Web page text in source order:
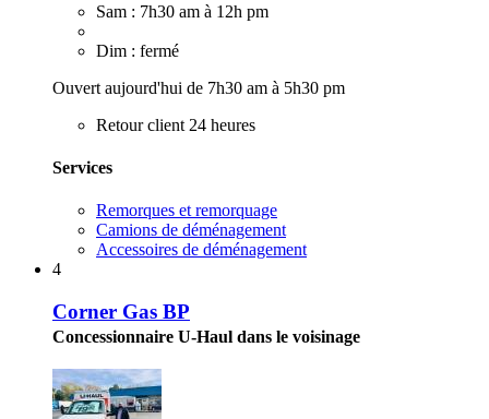
Sam : 7h30 am à 12h pm
Dim : fermé
Ouvert aujourd'hui de 7h30 am à 5h30 pm
Retour client 24 heures
Services
Remorques et remorquage
Camions de déménagement
Accessoires de déménagement
4
Corner Gas BP
Concessionnaire U-Haul dans le voisinage